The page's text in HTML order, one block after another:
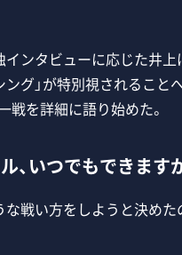
インタビューに応じた井
ング」が特別視されること
戦を詳細に語り始めた。
、いつでもできます
戦い方をしようと決めた